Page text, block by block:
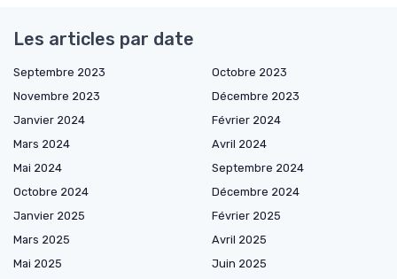
Les articles par date
Septembre 2023
Octobre 2023
Novembre 2023
Décembre 2023
Janvier 2024
Février 2024
Mars 2024
Avril 2024
Mai 2024
Septembre 2024
Octobre 2024
Décembre 2024
Janvier 2025
Février 2025
Mars 2025
Avril 2025
Mai 2025
Juin 2025